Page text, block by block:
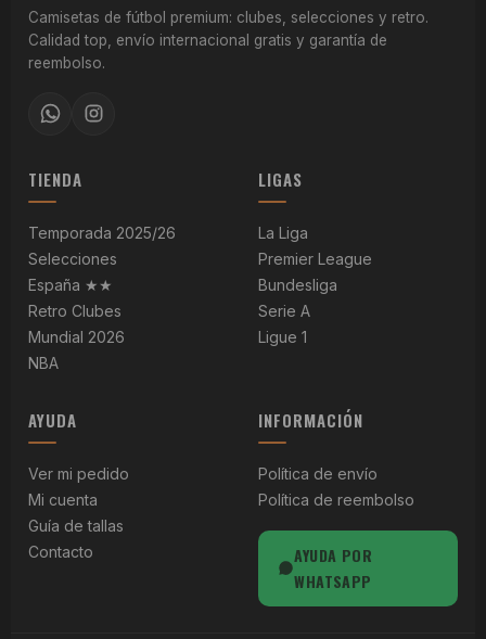
Camisetas de fútbol premium: clubes, selecciones y retro.
Calidad top, envío internacional gratis y garantía de
reembolso.
TIENDA
Temporada 2025/26
Selecciones
España ★★
Retro Clubes
Mundial 2026
NBA
LIGAS
La Liga
Premier League
Bundesliga
Serie A
Ligue 1
AYUDA
Ver mi pedido
Mi cuenta
Guía de tallas
Contacto
INFORMACIÓN
Política de envío
Política de reembolso
AYUDA POR
WHATSAPP